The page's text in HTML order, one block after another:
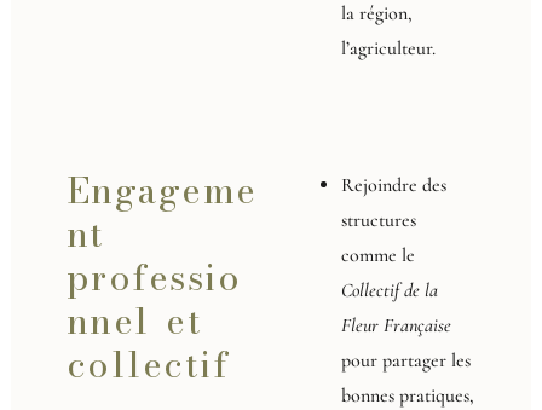
la région,
l’agriculteur.
Engageme
nt
professio
nnel et
collectif
Rejoindre des
structures
comme le
Collectif de la
Fleur Française
pour partager les
bonnes pratiques,